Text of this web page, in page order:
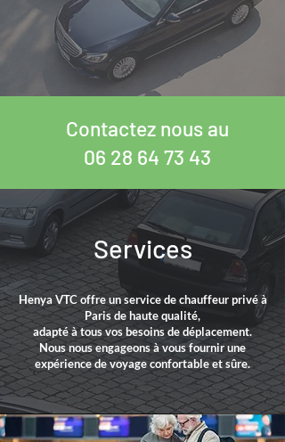
Contactez nous au
06 28 64 73 43
Services
Henya VTC offre un service de chauffeur privé à
Paris de haute qualité,
adapté à tous vos besoins de déplacement.
Nous nous engageons à vous fournirune
expérience de voyage confortable et sûre.